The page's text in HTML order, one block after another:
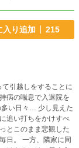
入り追加 215
て引越しをすることに
病の喘息で入退院を
い日々… 少し見えた
追い打ちをかけすべ
とこのまま悲観した
家に同